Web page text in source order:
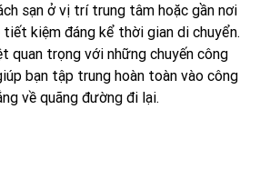
sạn ở vị trí trung tâm hoặc gần nơi
tiết kiệm đáng kể thời gian di chuyển.
quan trọng với những chuyến công
bạn tập trung hoàn toàn vào công
về quãng đường đi lại.